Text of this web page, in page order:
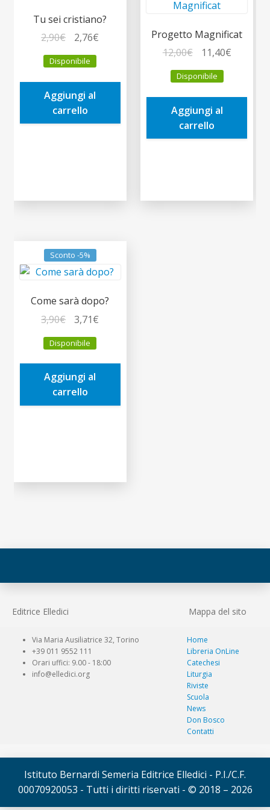
Tu sei cristiano?
2,90€
prezzo
originale
era:
2,90€.
2,76€
è:
Disponibile
Aggiungi al
carrello
Progetto Magnificat
12,00€
prezzo
originale
era:
12,00€.
11,40€Il
è:
Disponibile
Aggiungi al
carrello
Sconto -5%
Come sarà dopo?
3,90€
prezzo
originale
era:
3,90€.
3,71€
è:
Disponibile
Aggiungi al
carrello
Editrice Elledici Mappa del sito
Via Maria Ausiliatrice 32, Torino
+39 011 9552 111
Orari uffici: 9.00 - 18:00
info@elledici.org
Home
Libreria OnLine
Catechesi
Liturgia
Riviste
Scuola
News
Don Bosco
Contatti
Istituto Bernardi Semeria Editrice Elledici - P.I./C.F.
00070920053 - Tutti i diritti riservati - © 2018 – 2026